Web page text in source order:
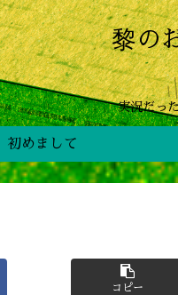
黎の
実況だっ
初めまして
コピー